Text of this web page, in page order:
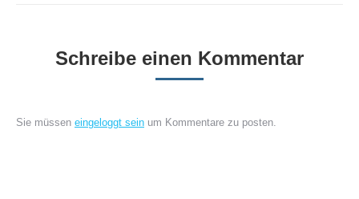
Schreibe einen Kommentar
Sie müssen eingeloggt sein um Kommentare zu posten.